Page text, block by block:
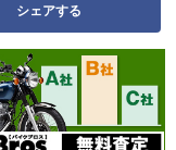
シェアする